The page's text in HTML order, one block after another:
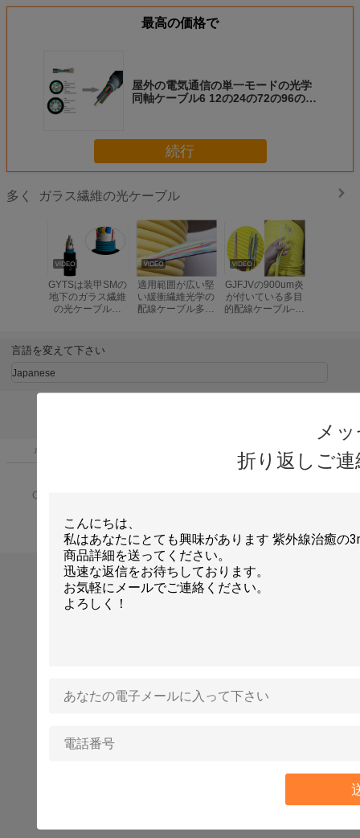
メ
折り返しご
最高の価格で
屋外の電気通信の単一モードの光学
同軸ケーブル6 12の24の72の96の
続行
多く ガラス繊維の光ケーブル
GYTSは装甲SMの
地下のガラス繊維
の光ケーブルの
適用範囲が広い堅
い緩衝繊維光学の
配線ケーブル多重
GJFJVの900um炎
が付いている多目
的配線ケーブル-抑
言語を変えて下さい
Japanese
ホーム 地図 | Privacy Policy
Copyright © 2018 - 2026 Shenzhen Hicorpwell Technology Co., Ltd.